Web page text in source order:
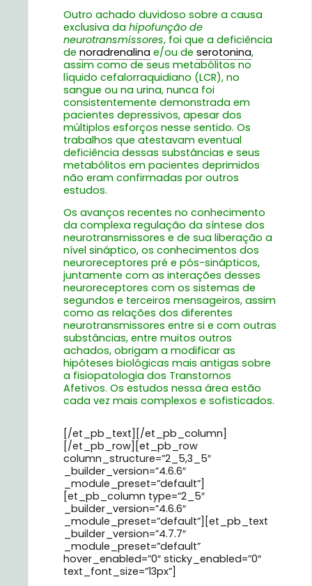
Outro achado duvidoso sobre a causa
exclusiva da hipofunção de
neurotransmissores, foi que a deficiência
de noradrenalina e/ou de serotonina,
assim como de seus metabólitos no
líquido cefalorraquidiano (LCR), no
sangue ou na urina, nunca foi
consistentemente demonstrada em
pacientes depressivos, apesar dos
múltiplos esforços nesse sentido. Os
trabalhos que atestavam eventual
deficiência dessas substâncias e seus
metabólitos em pacientes deprimidos
não eram confirmadas por outros
estudos.
Os avanços recentes no conhecimento
da complexa regulação da síntese dos
neurotransmissores e de sua liberação a
nível sináptico, os conhecimentos dos
neuroreceptores pré e pós-sinápticos,
juntamente com as interações desses
neuroreceptores com os sistemas de
segundos e terceiros mensageiros, assim
como as relações dos diferentes
neurotransmissores entre si e com outras
substâncias, entre muitos outros
achados, obrigam a modificar as
hipóteses biológicas mais antigas sobre
a fisiopatologia dos Transtornos
Afetivos. Os estudos nessa área estão
cada vez mais complexos e sofisticados.
[/et_pb_text][/et_pb_column]
[/et_pb_row][et_pb_row
column_structure=”2_5,3_5″
_builder_version=”4.6.6″
_module_preset=”default”]
[et_pb_column type=”2_5″
_builder_version=”4.6.6″
_module_preset=”default”][et_pb_text
_builder_version=”4.7.7″
_module_preset=”default”
hover_enabled=”0″ sticky_enabled=”0″
text_font_size=”13px”]